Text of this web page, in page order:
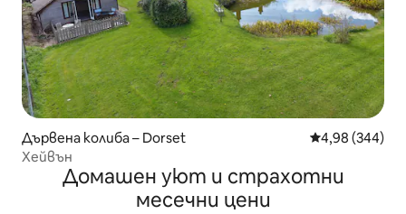
Дървена колиба – Dorset Средна
4,98 (344)
Хейвън
Домашен уют и страхотни
месечни цени